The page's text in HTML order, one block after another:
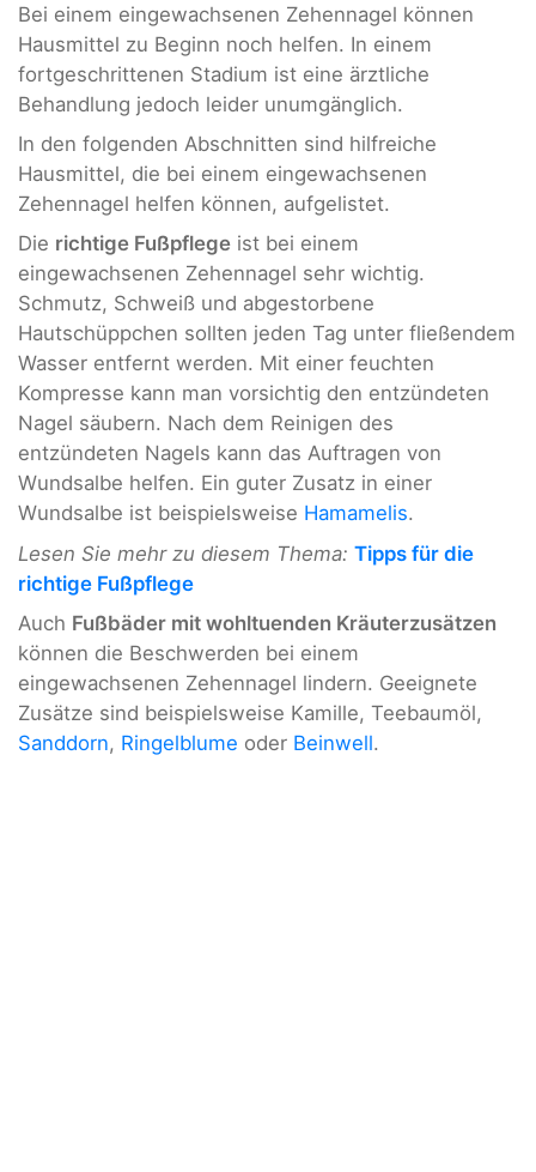
Bei einem eingewachsenen Zehennagel können
Hausmittel zu Beginn noch helfen. In einem
fortgeschrittenen Stadium ist eine ärztliche
Behandlung jedoch leider unumgänglich.
In den folgenden Abschnitten sind hilfreiche
Hausmittel, die bei einem eingewachsenen
Zehennagel helfen können, aufgelistet.
Die richtige Fußpflege ist bei einem
eingewachsenen Zehennagel sehr wichtig.
Schmutz, Schweiß und abgestorbene
Hautschüppchen sollten jeden Tag unter fließendem
Wasser entfernt werden. Mit einer feuchten
Kompresse kann man vorsichtig den entzündeten
Nagel säubern. Nach dem Reinigen des
entzündeten Nagels kann das Auftragen von
Wundsalbe helfen. Ein guter Zusatz in einer
Wundsalbe ist beispielsweise Hamamelis.
Lesen Sie mehr zu diesem Thema: Tipps für die
richtige Fußpflege
Auch Fußbäder mit wohltuenden Kräuterzusätzen
können die Beschwerden bei einem
eingewachsenen Zehennagel lindern. Geeignete
Zusätze sind beispielsweise Kamille, Teebaumöl,
Sanddorn, Ringelblume oder Beinwell.